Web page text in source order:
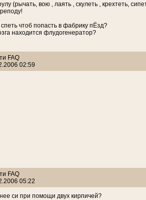
(рычать, вою , лаять , скулеть , крехтеть,
спеть чтоб попасть в фабрику пЁзд?
находится флудогенератор?
FAQ
02:59
FAQ
05:22
си при помощи двух кирпичей?